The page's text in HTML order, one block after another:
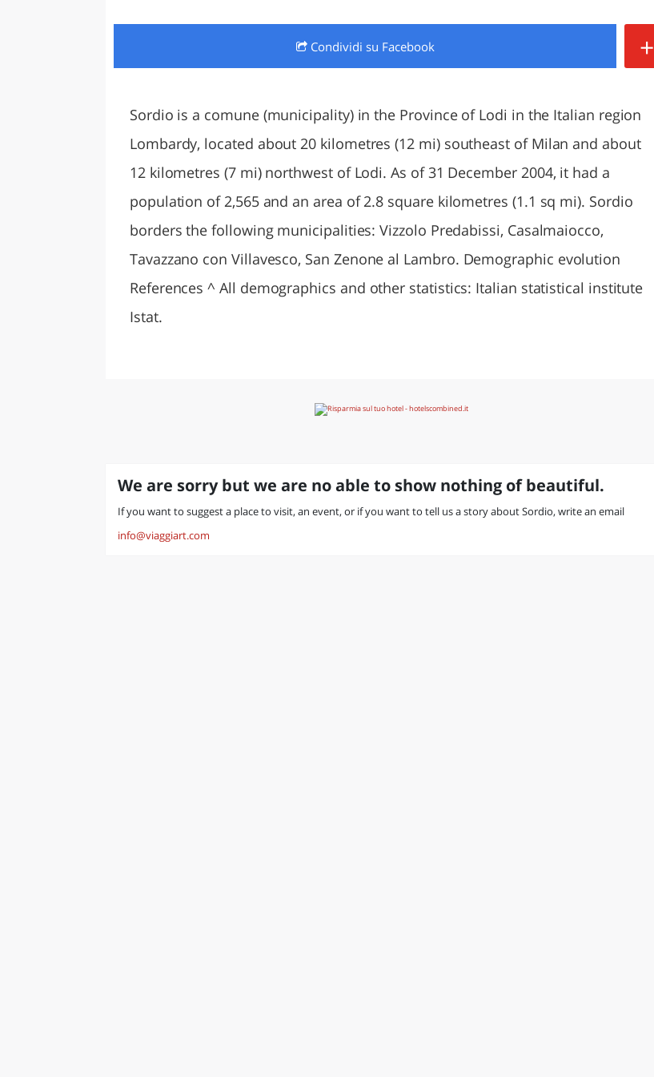
LAZIO SARDEGNA
Condividi su Facebook +
Sordio is a comune (municipality) in the Province of Lodi in the Italian region
Lombardy, located about 20 kilometres (12 mi) southeast of Milan and about
12 kilometres (7 mi) northwest of Lodi. As of 31 December 2004, it had a
population of 2,565 and an area of 2.8 square kilometres (1.1 sq mi). Sordio
borders the following municipalities: Vizzolo Predabissi, Casalmaiocco,
Tavazzano con Villavesco, San Zenone al Lambro. Demographic evolution
References ^ All demographics and other statistics: Italian statistical institute
Istat.
We are sorry but we are no able to show nothing of beautiful.
If you want to suggest a place to visit, an event, or if you want to tell us a story about Sordio, write an email
info@viaggiart.com